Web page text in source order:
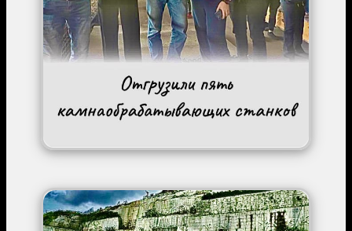
Image